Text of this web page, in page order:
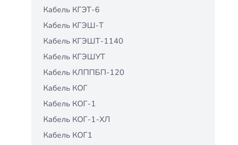
Кабель КГЭТ-6
Кабель КГЭШ-Т
Кабель КГЭШТ-1140
Кабель КГЭШУТ
Кабель КЛППБП-120
Кабель КОГ
Кабель КОГ-1
Кабель КОГ-1-ХЛ
Кабель КОГ1